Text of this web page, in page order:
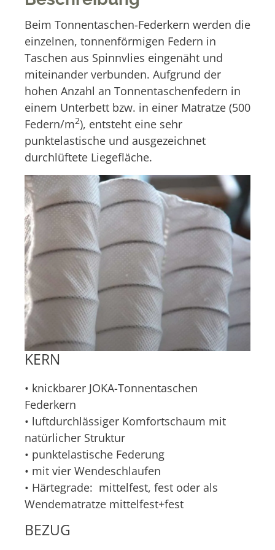
e
Beim Tonnentaschen-Federkern werden die
einzelnen, tonnenförmigen Federn in
Taschen aus Spinnvlies eingenäht und
miteinander verbunden. Aufgrund der
hohen Anzahl an Tonnentaschenfedern in
einem Unterbett bzw. in einer Matratze (500
Federn/m2), entsteht eine sehr
punktelastische und ausgezeichnet
durchlüftete Liegefläche.
KERN
• knickbarer JOKA-Tonnentaschen
Federkern
• luftdurchlässiger Komfortschaum mit
natürlicher Struktur
• punktelastische Federung
• mit vier Wendeschlaufen
• Härtegrade: mittelfest, fest oder als
Wendematratze mittelfest+fest
BEZUG